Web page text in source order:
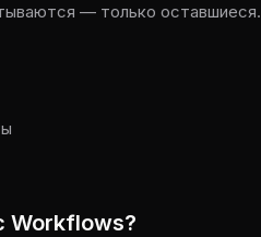
— только оставшиеся.
Workflows?